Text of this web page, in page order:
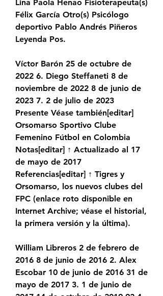
Lina Paola Henao Fisioterapeuta(s)
Félix García Otro(s) Psicólogo
deportivo Pablo Andrés Piñeros
Leyenda Pos.
Víctor Barón 25 de octubre de
2022 6. Diego Steffaneti 8 de
noviembre de 2022 8 de junio de
2023 7. 2 de julio de 2023
Presente Véase también[editar]
Orsomarso Sportivo Clube
Femenino Fútbol en Colombia
Notas[editar] ↑ Actualizado al 17
de mayo de 2017
Referencias[editar] ↑ Tigres y
Orsomarso, los nuevos clubes del
FPC (enlace roto disponible en
Internet Archive; véase el historial,
la primera versión y la última).
William Libreros 2 de febrero de
2016 8 de junio de 2016 2. Alex
Escobar 10 de junio de 2016 31 de
mayo de 2017 3. 1 de junio de